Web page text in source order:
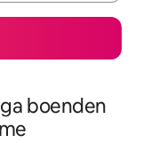
boenden